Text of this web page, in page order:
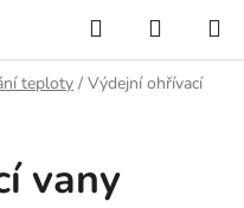
Hledat
KOŠÍK
teploty / Výdejní ohřívací
vany